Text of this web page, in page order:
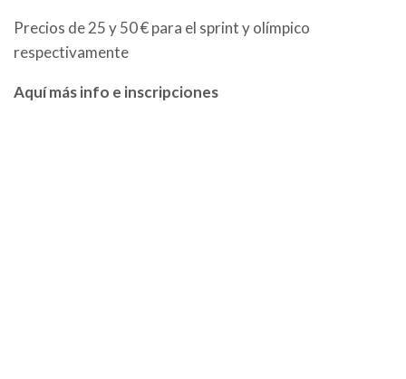
Precios de 25 y 50 € para el sprint y olímpico
respectivamente
Aquí más info e inscripciones